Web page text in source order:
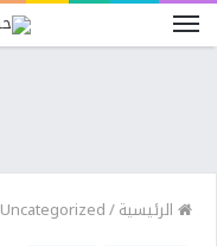
الرئيسية/
Uncategorized